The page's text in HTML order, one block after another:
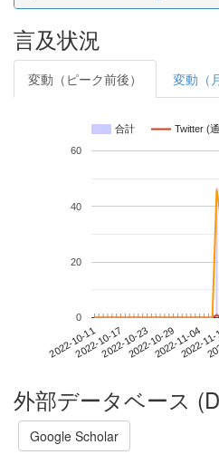
言及状況
変動（ピーク前後） 変動（
合計 Twitter (
2022-10-112022-10-172022-10-232022-10-292022-11-04
2022-
0
20
40
60
外部データベース
Google Scholar